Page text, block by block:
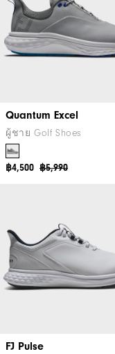
Quantum Excel
ผู้ชาย Golf Shoes
฿5,990
฿4,500
FJ Pulse